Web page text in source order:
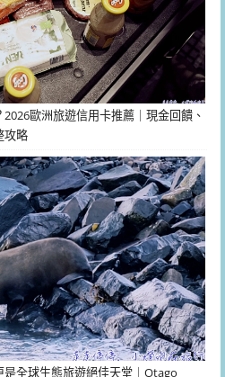
歐洲旅遊信用卡推薦｜現金回饋、
攻略
全球生態旅遊絕佳天堂｜Otago